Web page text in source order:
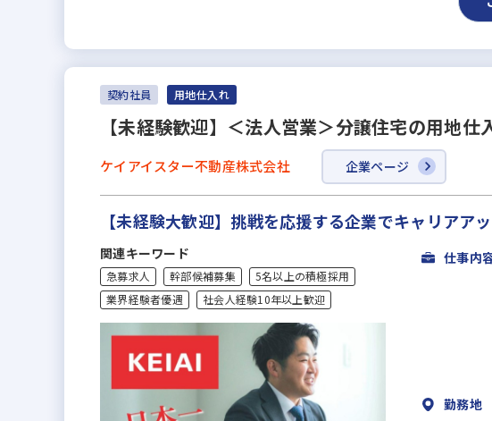
契約社員 用地仕入れ
【未経験歓迎】＜法人営業＞分譲住宅の用地
ケイアイスター不動産株式会社 企業ページ
【未経験大歓迎】挑戦を応援する企業でキャリアア
関連キーワード
急募求人 幹部候補募集
5名以上の積極採用
業界経験者優遇
社会人経験10年以上歓迎
仕事内
勤務地